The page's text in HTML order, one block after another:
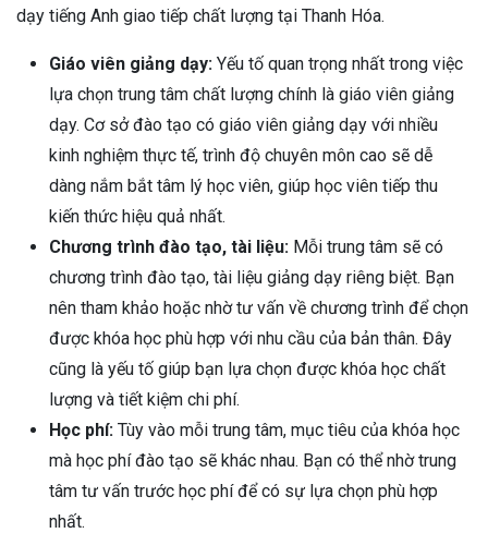
dạy tiếng Anh giao tiếp chất lượng tại Thanh Hóa.
Giáo viên giảng dạy: Yếu tố quan trọng nhất trong việc
lựa chọn trung tâm chất lượng chính là giáo viên giảng
dạy. Cơ sở đào tạo có giáo viên giảng dạy với nhiều
kinh nghiệm thực tế, trình độ chuyên môn cao sẽ dễ
dàng nắm bắt tâm lý học viên, giúp học viên tiếp thu
kiến thức hiệu quả nhất.
Chương trình đào tạo, tài liệu: Mỗi trung tâm sẽ có
chương trình đào tạo, tài liệu giảng dạy riêng biệt. Bạn
nên tham khảo hoặc nhờ tư vấn về chương trình để chọn
được khóa học phù hợp với nhu cầu của bản thân. Đây
cũng là yếu tố giúp bạn lựa chọn được khóa học chất
lượng và tiết kiệm chi phí.
Học phí: Tùy vào mỗi trung tâm, mục tiêu của khóa học
mà học phí đào tạo sẽ khác nhau. Bạn có thể nhờ trung
tâm tư vấn trước học phí để có sự lựa chọn phù hợp
nhất.